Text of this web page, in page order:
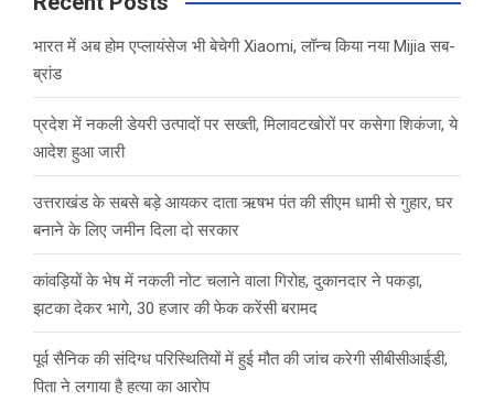
भारत में अब होम एप्लायंसेज भी बेचेगी Xiaomi, लॉन्च किया नया Mijia सब-
ब्रांड
प्रदेश में नकली डेयरी उत्पादों पर सख्ती, मिलावटखोरों पर कसेगा शिकंजा, ये
आदेश हुआ जारी
उत्तराखंड के सबसे बड़े आयकर दाता ऋषभ पंत की सीएम धामी से गुहार, घर
बनाने के लिए जमीन दिला दो सरकार
कांवड़ियों के भेष में नकली नोट चलाने वाला गिरोह, दुकानदार ने पकड़ा,
झटका देकर भागे, 30 हजार की फेक करेंसी बरामद
पूर्व सैनिक की संदिग्ध परिस्थितियों में हुई मौत की जांच करेगी सीबीसीआईडी,
पिता ने लगाया है हत्या का आरोप